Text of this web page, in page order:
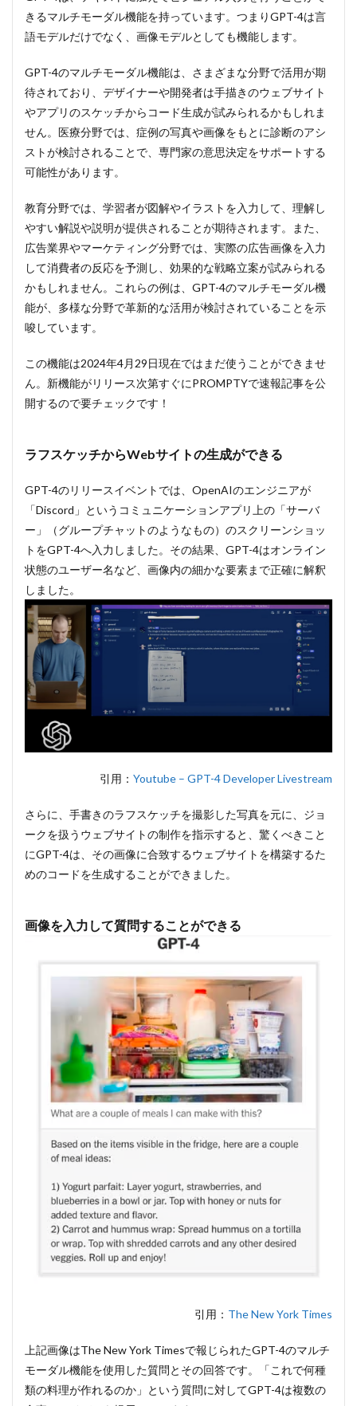
生成が
できる
画像を
入力し
て質問
とがで
きる
2.2
力の
精度
の向
上
2.2.1
不正確
な情報
を答え
る「ハ
ーショ
ン」が
軽減
一司法
試験で
10%を
記録
2.3
③安
の向
上
2.4
④言
語能
力の
向上
ンテキ
スト・
2.6
⑥「コ
ンテキ
スト・
サイ
3
きるマルチモーダル機能を持っています。つまりGPT-4は言
語モデルだけでなく、画像モデルとしても機能します。
GPT-4のマルチモーダル機能は、さまざまな分野で活用が期
待されており、デザイナーや開発者は手描きのウェブサイト
やアプリのスケッチからコード生成が試みられるかもしれま
せん。医療分野では、症例の写真や画像をもとに診断のアシ
ストが検討されることで、専門家の意思決定をサポートする
可能性があります。
教育分野では、学習者が図解やイラストを入力して、理解し
やすい解説や説明が提供されることが期待されます。また、
広告業界やマーケティング分野では、実際の広告画像を入力
して消費者の反応を予測し、効果的な戦略立案が試みられる
かもしれません。これらの例は、GPT-4のマルチモーダル機
能が、多様な分野で革新的な活用が検討されていることを示
唆しています。
この機能は2024年4月29日現在ではまだ使うことができませ
ん。新機能がリリース次第すぐにPROMPTYで速報記事を公
開するので要チェックです！
ラフスケッチからWebサイトの生成ができる
GPT-4のリリースイベントでは、OpenAIのエンジニアが
「Discord」というコミュニケーションアプリ上の「サーバ
ー」（グループチャットのようなもの）のスクリーンショッ
トをGPT-4へ入力しました。その結果、GPT-4はオンライン
状態のユーザー名など、画像内の細かな要素まで正確に解釈
しました。
引用： Youtube – GPT-4 Developer Livestream
さらに、手書きのラフスケッチを撮影した写真を元に、ジョ
ークを扱うウェブサイトの制作を指示すると、驚くべきこと
にGPT-4は、その画像に合致するウェブサイトを構築するた
めのコードを生成することができました。
画像を入力して質問することができる
引用： The New York Times
上記画像はThe New York Timesで報じられたGPT-4のマルチ
モーダル機能を使用した質問とその回答です。「これで何種
類の料理が作れるのか」という質問に対してGPT-4は複数の